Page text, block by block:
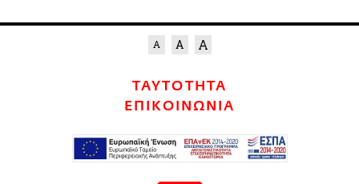
ΤΑΥΤΟΤΗΤΑ
ΕΠΙΚΟΙΝΩΝΙΑ